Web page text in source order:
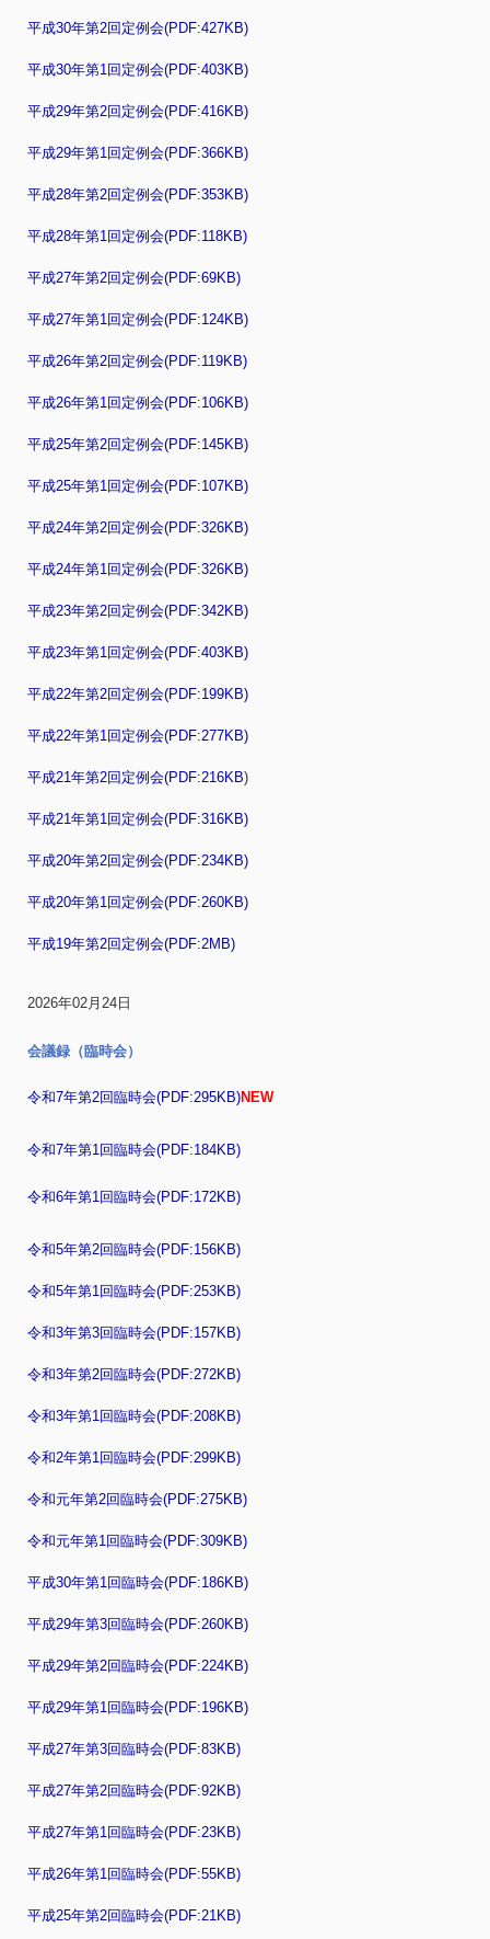
平成30年第2回定例会(PDF:427KB)
平成30年第1回定例会(PDF:403KB)
平成29年第2回定例会(PDF:416KB)
平成29年第1回定例会(PDF:366KB)
平成28年第2回定例会(PDF:353KB)
平成28年第1回定例会(PDF:118KB)
平成27年第2回定例会(PDF:69KB)
平成27年第1回定例会(PDF:124KB)
平成26年第2回定例会(PDF:119KB)
平成26年第1回定例会(PDF:106KB)
平成25年第2回定例会(PDF:145KB)
平成25年第1回定例会(PDF:107KB)
平成24年第2回定例会(PDF:326KB)
平成24年第1回定例会(PDF:326KB)
平成23年第2回定例会(PDF:342KB)
平成23年第1回定例会(PDF:403KB)
平成22年第2回定例会(PDF:199KB)
平成22年第1回定例会(PDF:277KB)
平成21年第2回定例会(PDF:216KB)
平成21年第1回定例会(PDF:316KB)
平成20年第2回定例会(PDF:234KB)
平成20年第1回定例会(PDF:260KB)
平成19年第2回定例会(PDF:2MB)
2026年02月24日
会議録（臨時会）
令和7年第2回臨時会(PDF:295KB)NEW
令和7年第1回臨時会(PDF:184KB)
令和6年第1回臨時会(PDF:172KB)
令和5年第2回臨時会(PDF:156KB)
令和5年第1回臨時会(PDF:253KB)
令和3年第3回臨時会(PDF:157KB)
令和3年第2回臨時会(PDF:272KB)
令和3年第1回臨時会(PDF:208KB)
令和2年第1回臨時会(PDF:299KB)
令和元年第2回臨時会(PDF:275KB)
令和元年第1回臨時会(PDF:309KB)
平成30年第1回臨時会(PDF:186KB)
平成29年第3回臨時会(PDF:260KB)
平成29年第2回臨時会(PDF:224KB)
平成29年第1回臨時会(PDF:196KB)
平成27年第3回臨時会(PDF:83KB)
平成27年第2回臨時会(PDF:92KB)
平成27年第1回臨時会(PDF:23KB)
平成26年第1回臨時会(PDF:55KB)
平成25年第2回臨時会(PDF:21KB)